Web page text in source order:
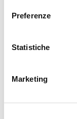
Preferenze
Statistiche
Marketing
ADD COMMENT